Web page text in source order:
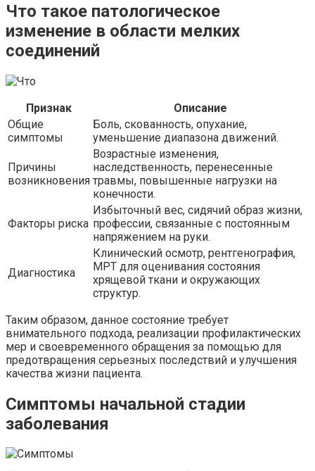
Что такое патологическое
изменение в области мелких
соединений
Признак
Описание
Общие
симптомы
Боль, скованность, опухание,
уменьшение диапазона движений.
Причины
возникновения
Возрастные изменения,
наследственность, перенесенные
травмы, повышенные нагрузки на
конечности.
Факторы риска
Избыточный вес, сидячий образ жизни,
профессии, связанные с постоянным
напряжением на руки.
Диагностика
Клинический осмотр, рентгенография,
МРТ для оценивания состояния
хрящевой ткани и окружающих
структур.
Таким образом, данное состояние требует
внимательного подхода, реализации профилактических
мер и своевременного обращения за помощью для
предотвращения серьезных последствий и улучшения
качества жизни пациента.
Симптомы начальной стадии
заболевания